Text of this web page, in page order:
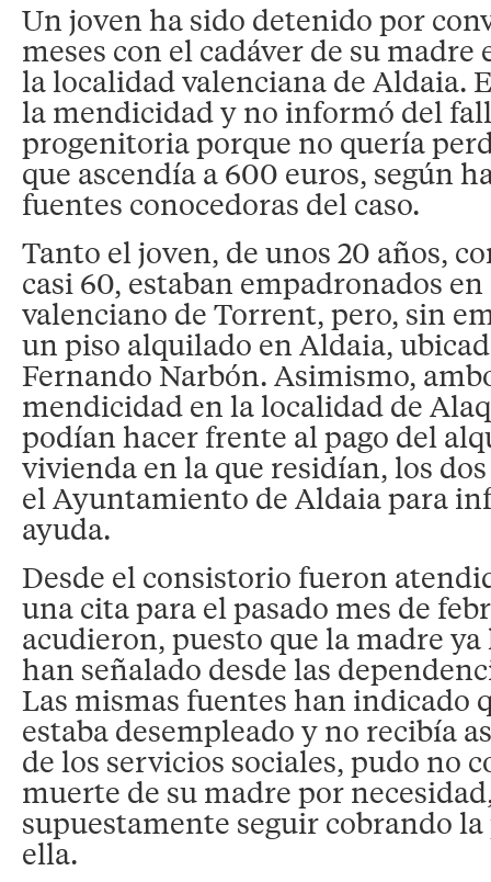
Un joven ha sido detenido por
meses con el cadáver de su
la localidad valenciana de Aldaia.
la mendicidad y no informó del
progenitoria porque no quería
que ascendía a 600 euros, según
fuentes conocedoras del caso.
Tanto el joven, de unos 20 años,
casi 60, estaban empadronados
valenciano de Torrent, pero, sin
un piso alquilado en Aldaia,
Fernando Narbón. Asimismo,
mendicidad en la localidad de
podían hacer frente al pago del
vivienda en la que residían, los
el Ayuntamiento de Aldaia para
ayuda.
Desde el consistorio fueron
una cita para el pasado mes de
acudieron, puesto que la madre
han señalado desde las
Las mismas fuentes han indicado
estaba desempleado y no recibía
de los servicios sociales, pudo no
muerte de su madre por
supuestamente seguir cobrando
ella.